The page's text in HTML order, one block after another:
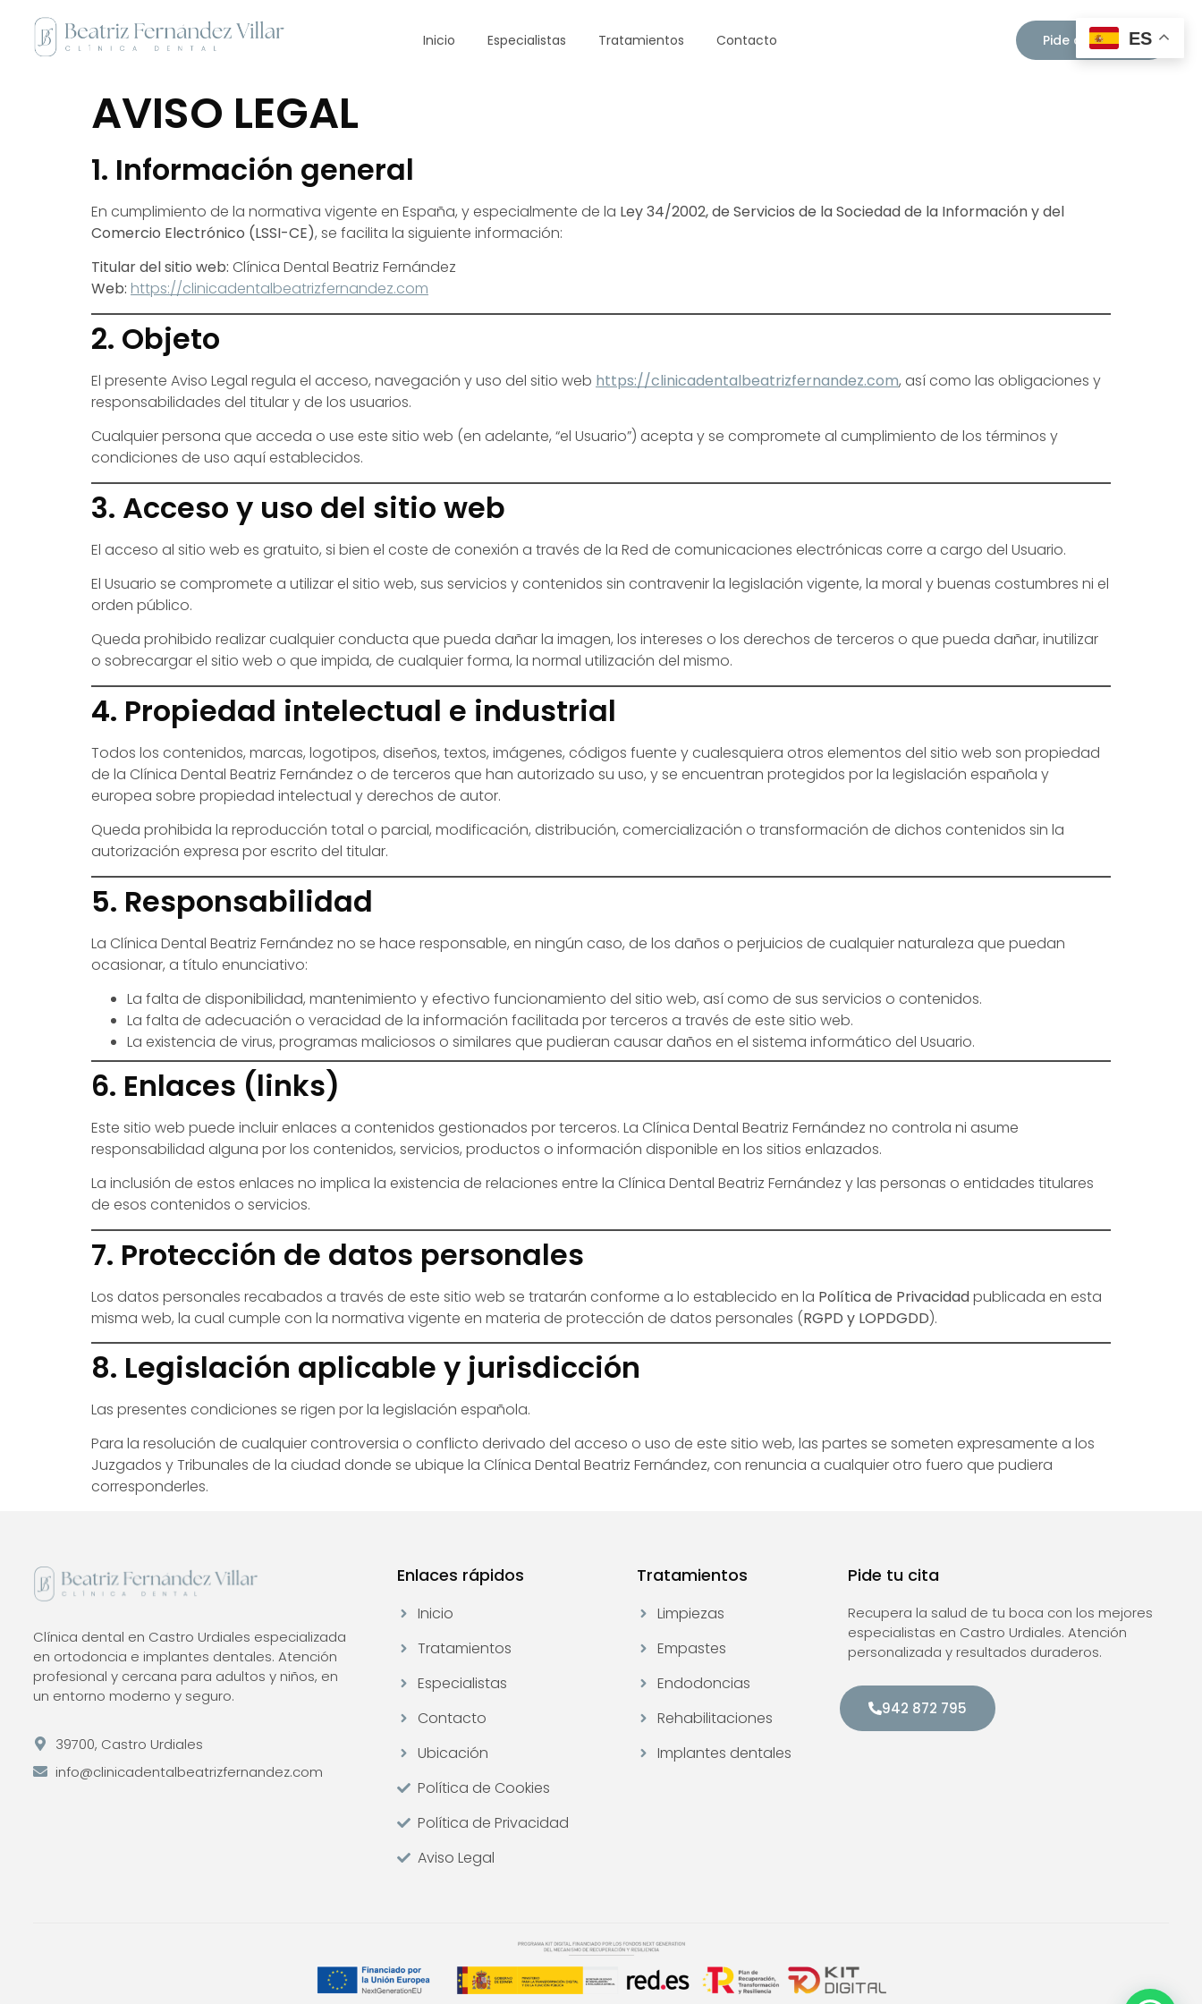
Inicio Especialistas Tratamientos Contacto Pide cita ahora
AVISO LEGAL
1. Información general
En cumplimiento de la normativa vigente en España, y especialmente de la Ley 34/2002, de Servicios de la Sociedad de la Información y del
Comercio Electrónico (LSSI-CE), se facilita la siguiente información:
Titular del sitio web: Clínica Dental Beatriz Fernández
Web: https://clinicadentalbeatrizfernandez.com
2. Objeto
El presente Aviso Legal regula el acceso, navegación y uso del sitio web https://clinicadentalbeatrizfernandez.com, así como las obligaciones y
responsabilidades del titular y de los usuarios.
Cualquier persona que acceda o use este sitio web (en adelante, “el Usuario”) acepta y se compromete al cumplimiento de los términos y
condiciones de uso aquí establecidos.
3. Acceso y uso del sitio web
El acceso al sitio web es gratuito, si bien el coste de conexión a través de la Red de comunicaciones electrónicas corre a cargo del Usuario.
El Usuario se compromete a utilizar el sitio web, sus servicios y contenidos sin contravenir la legislación vigente, la moral y buenas costumbres ni el
orden público.
Queda prohibido realizar cualquier conducta que pueda dañar la imagen, los intereses o los derechos de terceros o que pueda dañar, inutilizar
o sobrecargar el sitio web o que impida, de cualquier forma, la normal utilización del mismo.
4. Propiedad intelectual e industrial
Todos los contenidos, marcas, logotipos, diseños, textos, imágenes, códigos fuente y cualesquiera otros elementos del sitio web son propiedad
de la Clínica Dental Beatriz Fernández o de terceros que han autorizado su uso, y se encuentran protegidos por la legislación española y
europea sobre propiedad intelectual y derechos de autor.
Queda prohibida la reproducción total o parcial, modificación, distribución, comercialización o transformación de dichos contenidos sin la
autorización expresa por escrito del titular.
5. Responsabilidad
La Clínica Dental Beatriz Fernández no se hace responsable, en ningún caso, de los daños o perjuicios de cualquier naturaleza que puedan
ocasionar, a título enunciativo:
La falta de disponibilidad, mantenimiento y efectivo funcionamiento del sitio web, así como de sus servicios o contenidos.
La falta de adecuación o veracidad de la información facilitada por terceros a través de este sitio web.
La existencia de virus, programas maliciosos o similares que pudieran causar daños en el sistema informático del Usuario.
6. Enlaces (links)
Este sitio web puede incluir enlaces a contenidos gestionados por terceros. La Clínica Dental Beatriz Fernández no controla ni asume
responsabilidad alguna por los contenidos, servicios, productos o información disponible en los sitios enlazados.
La inclusión de estos enlaces no implica la existencia de relaciones entre la Clínica Dental Beatriz Fernández y las personas o entidades titulares
de esos contenidos o servicios.
7. Protección de datos personales
Los datos personales recabados a través de este sitio web se tratarán conforme a lo establecido en la Política de Privacidadpublicada en esta
misma web, la cual cumple con la normativa vigente en materia de protección de datos personales (RGPD y LOPDGDD).
8. Legislación aplicable y jurisdicción
Las presentes condiciones se rigen por la legislación española.
Para la resolución de cualquier controversia o conflicto derivado del acceso o uso de este sitio web, las partes se someten expresamente a los
Juzgados y Tribunales de la ciudad donde se ubique la Clínica Dental Beatriz Fernández, con renuncia a cualquier otro fuero que pudiera
corresponderles.
Clínica dental en Castro Urdiales especializada
en ortodoncia e implantes dentales. Atención
profesional y cercana para adultos y niños, en
un entorno moderno y seguro.
39700, Castro Urdiales
info@clinicadentalbeatrizfernandez.com
Enlaces rápidos
Inicio
Tratamientos
Especialistas
Contacto
Ubicación
Política de Cookies
Política de Privacidad
Aviso Legal
Tratamientos
Limpiezas
Empastes
Endodoncias
Rehabilitaciones
Implantes dentales
Pide tu cita
Recupera la salud de tu boca con los mejores
especialistas en Castro Urdiales. Atención
personalizada y resultados duraderos.
942 872 795
ES